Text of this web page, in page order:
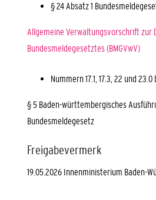
§ 24 Absatz 1
Allgemeine Verwaltungsvorschrift zur
Bundesmeldegesetztes (BMGVwV)
Nummern 17.1, 17.3, 22 und 23.0
§ 5 Baden-württembergisches
Bundesmeldegesetz
Freigabevermerk
19.05.2026 Innenministerium Baden-